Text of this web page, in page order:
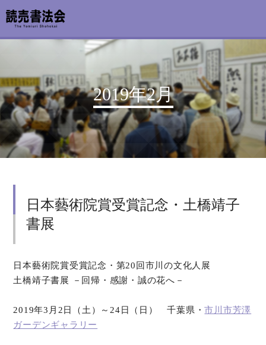
2019年2月
日本藝術院賞受賞記念・土橋靖子
書展
日本藝術院賞受賞記念・第20回市川の文化人展
土橋靖子書展 －回帰・感謝・誠の花へ－
2019年3月2日（土）～24日（日） 千葉県・市川市芳澤
ガーデンギャラリー
お知らせ
読売書法会について
読売書法展
関連書道展
デジタルアーカイブ